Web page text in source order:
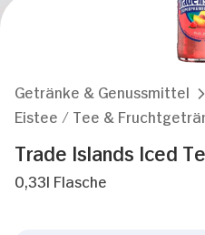
Getränke & Genussmittel
Eistee / Tee &
Trade Islands Iced
0,33l Flasche